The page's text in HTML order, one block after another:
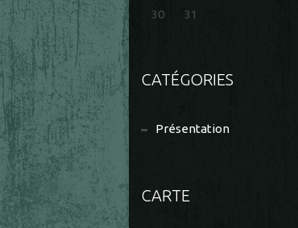
30 31
CATÉGORIES
Présentation
CARTE